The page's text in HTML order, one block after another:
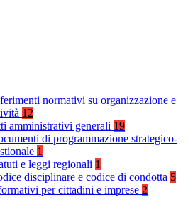
normativi su organizzazione e
12
amministrativi generali 19
di programmazione strategico-
1
e leggi regionali 1
disciplinare e codice di condotta 5
per cittadini e imprese 2